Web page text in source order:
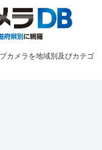
カメラを地域別及びカテゴ